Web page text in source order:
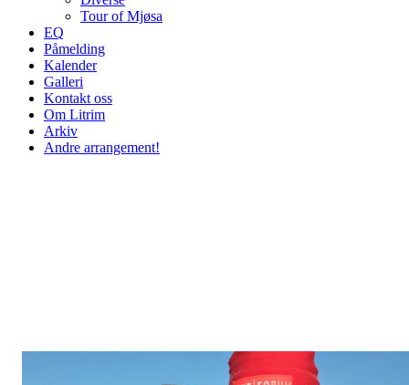
Tour of Mjøsa
EQ
Påmelding
Kalender
Galleri
Kontakt oss
Om Litrim
Arkiv
Andre arrangement!